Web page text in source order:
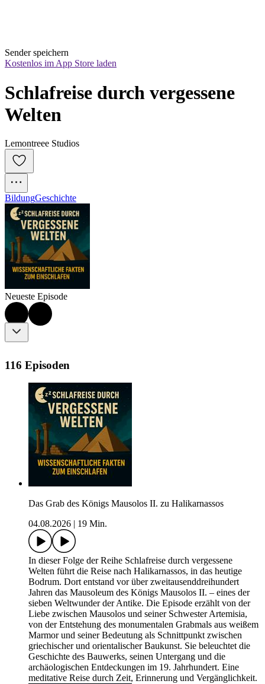
Sender speichern
Kostenlos im App Store laden
Schlafreise durch vergessene
Welten
Lemontreee Studios
BildungGeschichte
Neueste Episode
116 Episoden
Das Grab des Königs Mausolos II. zu Halikarnassos
04.08.2026
19 Min.
In dieser Folge der Reihe Schlafreise durch vergessene
Welten führt die Reise nach Halikarnassos, in das heutige
Bodrum. Dort entstand vor über zweitausenddreihundert
Jahren das Mausoleum des Königs Mausolos II. – eines der
sieben Weltwunder der Antike. Die Episode erzählt von der
Liebe zwischen Mausolos und seiner Schwester Artemisia,
von der Entstehung des monumentalen Grabmals aus weißem
Marmor und seiner Bedeutung als Schnittpunkt zwischen
griechischer und orientalischer Baukunst. Sie beleuchtet die
Geschichte des Bauwerks, seinen Untergang und die
archäologischen Entdeckungen im 19. Jahrhundert. Eine
meditative Reise durch Zeit, Erinnerung und Vergänglichkeit.